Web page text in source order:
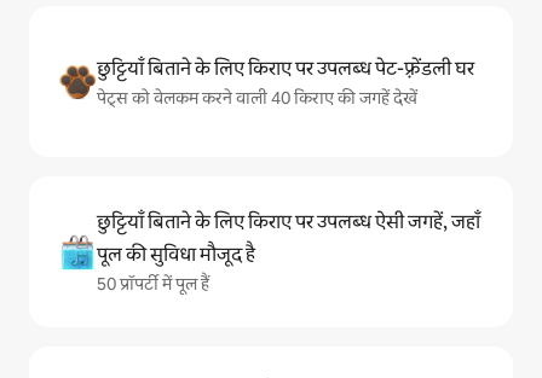
छुट्टियाँ बिताने के लिए किराए पर उपलब्ध पेट-फ़्रेंडली घर
पेट्स को वेलकम करने वाली 40 किराए की जगहें देखें
छुट्टियाँ बिताने के लिए किराए पर उपलब्ध ऐसी जगहें, जहाँ
पूल की सुविधा मौजूद है
50 प्रॉपर्टी में पूल हैं